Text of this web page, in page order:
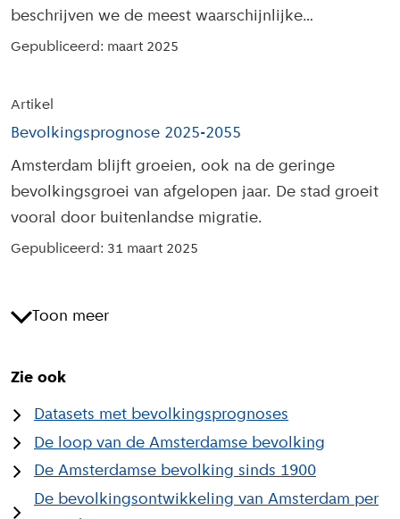
beschrijven we de meest waarschijnlijke
ontwikkeling van de Amsterdamse bevolking.
Gepubliceerd: maart 2025
Bevolkingsprognose 2025-2055
Artikel
Amsterdam blijft groeien, ook na de geringe
bevolkingsgroei van afgelopen jaar. De stad groeit
vooral door buitenlandse migratie.
Gepubliceerd: 31 maart 2025
Toon meer
Zie ook
Datasets met bevolkingsprognoses
De loop van de Amsterdamse bevolking
De Amsterdamse bevolking sinds 1900
De bevolkingsontwikkeling van Amsterdam per